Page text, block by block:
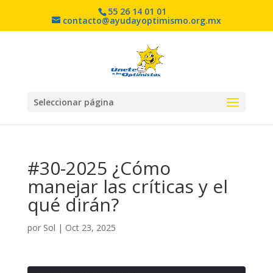
55 26 14 01 01
contacto@ayudayoptimismo.org.mx
Seleccionar página
#30-2025 ¿Cómo
manejar las críticas y el
qué dirán?
por Sol | Oct 23, 2025